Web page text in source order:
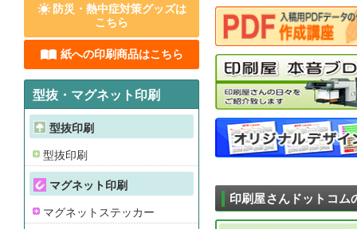
印刷屋さんドットコム
防災・熱中症対策グッズは
こちら
紙への印刷商品はこちら
型抜・マグネット印刷
型抜印刷
型抜印刷
マグネット印刷
マグネットステッカー